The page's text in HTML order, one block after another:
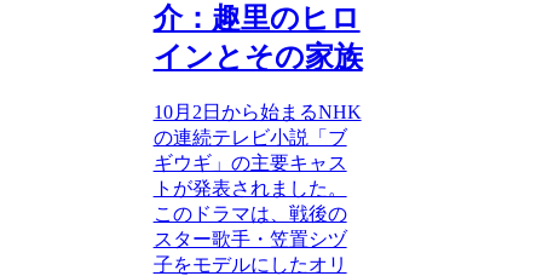
介：趣里のヒロ
インとその家族
10月2日から始まるNHK
の連続テレビ小説「ブ
ギウギ」の主要キャス
トが発表されました。
このドラマは、戦後の
スター歌手・笠置シヅ
子をモデルにしたオリ